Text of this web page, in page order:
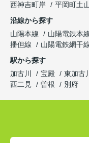
西神吉町岸
平岡町土
沿線から探す
山陽本線
山陽電鉄本
播但線
山陽電鉄網干
駅から探す
加古川
宝殿 東加古川
西二見
曽根 別府